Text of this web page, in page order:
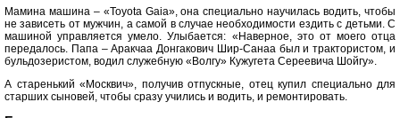
Мамина машина – «Toyota Gaia», она специально научилась водить, чтобы
не зависеть от мужчин, а самой в случае необходимости ездить с детьми. С
машиной управляется умело. Улыбается: «Наверное, это от моего отца
передалось. Папа – Аракчаа Донгакович Шир-Санаа был и трактористом, и
бульдозеристом, водил служебную «Волгу» Кужугета Сереевича Шойгу».
А старенький «Москвич», получив отпускные, отец купил специально для
старших сыновей, чтобы сразу учились и водить, и ремонтировать.